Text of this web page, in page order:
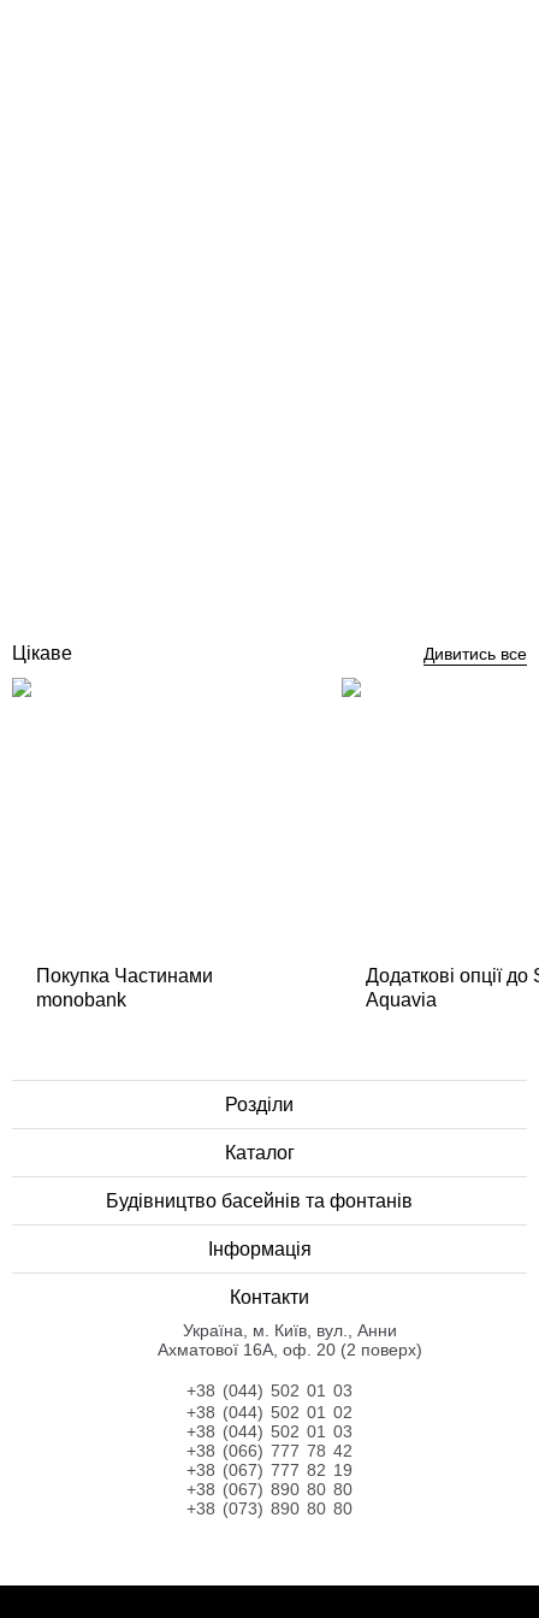
Цікаве Дивитись все
Покупка Частинами
monobank
Додаткові опції
Aquavia
Розділи
Каталог
Будівництво басейнів та фонтанів
Інформація
Контакти
Українa, м. Київ, вул., Анни
Ахматової 16А, оф. 20 (2 поверх)
+38 (044) 502 01 03
+38 (044) 502 01 02
+38 (044) 502 01 03
+38 (066) 777 78 42
+38 (067) 777 82 19
+38 (067) 890 80 80
+38 (073) 890 80 80